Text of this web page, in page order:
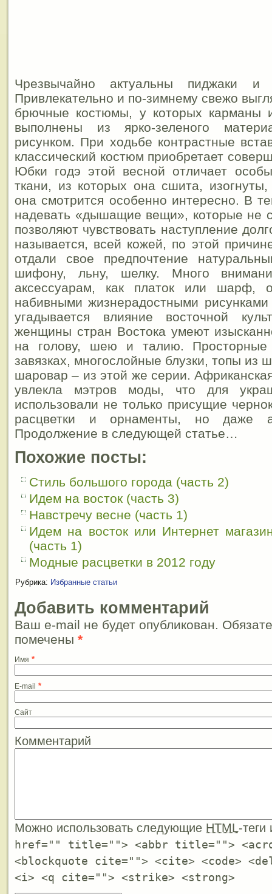
Чрезвычайно актуальны пиджаки и
Привлекательно и по-зимнему свежо
брючные костюмы, у которых карманы
выполнены из ярко-зеленого
рисунком. При ходьбе контрастные
классический костюм приобретает
Юбки годэ этой весной отличает
ткани, из которых она сшита,
она смотрится особенно интересно. В
надевать «дышащие вещи», которые не
позволяют чувствовать наступление
называется, всей кожей, по этой
отдали свое предпочтение
шифону, льну, шелку. Много
аксессуарам, как платок или шарф,
набивными жизнерадостными
угадывается влияние восточной
женщины стран Востока умеют
на голову, шею и талию.
завязках, многослойные блузки, топы из
шаровар – из этой же серии.
увлекла мэтров моды, что для
использовали не только присущие
расцветки и орнаменты, но даже
Продолжение в следующей статье…
Похожие посты:
Стиль большого города (часть 2)
Идем на восток (часть 3)
Навстречу весне (часть 1)
Идем на восток или Интернет
(часть 1)
Модные расцветки в 2012 году
Рубрика: Избранные статьи
Добавить комментарий
Ваш e-mail не будет опубликован.
помечены *
Имя *
E-mail *
Сайт
Комментарий
Можно использовать следующие HTML-
href="" title=""> <abbr title="">
<blockquote cite=""> <cite> <code>
<i> <q cite=""> <strike> <strong>